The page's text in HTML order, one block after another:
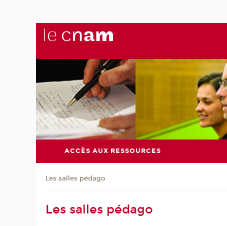
ACCÈS AUX RESSOURCES
Les salles pédago
Les salles pédago